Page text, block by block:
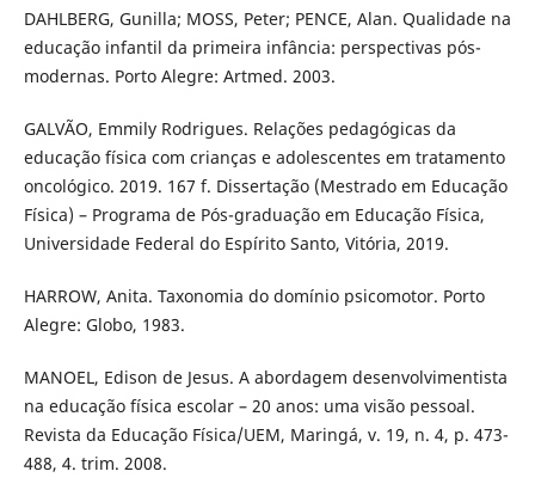
DAHLBERG, Gunilla; MOSS, Peter; PENCE, Alan. Qualidade na
educação infantil da primeira infância: perspectivas pós-
modernas. Porto Alegre: Artmed. 2003.
GALVÃO, Emmily Rodrigues. Relações pedagógicas da
educação física com crianças e adolescentes em tratamento
oncológico. 2019. 167 f. Dissertação (Mestrado em Educação
Física) – Programa de Pós-graduação em Educação Física,
Universidade Federal do Espírito Santo, Vitória, 2019.
HARROW, Anita. Taxonomia do domínio psicomotor. Porto
Alegre: Globo, 1983.
MANOEL, Edison de Jesus. A abordagem desenvolvimentista
na educação física escolar – 20 anos: uma visão pessoal.
Revista da Educação Física/UEM, Maringá, v. 19, n. 4, p. 473-
488, 4. trim. 2008.